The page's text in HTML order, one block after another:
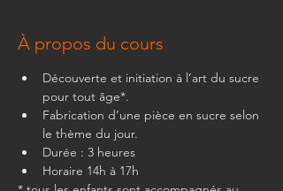
À propos du cours
Découverte et initiation à l’art du sucre
pour tout âge*.
Fabrication d’une pièce en sucre selon
le thème du jour.
Durée : 3 heures
Horaire 14h à 17h